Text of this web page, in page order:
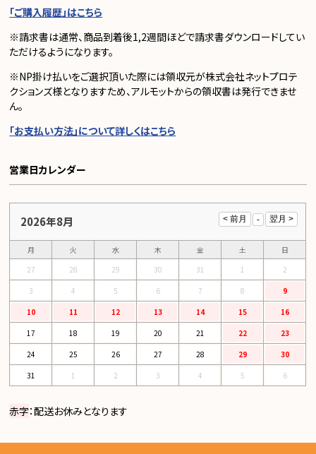
「ご購入履歴」はこちら
※請求書は通常、商品到着後1,2週間ほどで請求書ダウンロードしてい
ただけるようになります。
※NP掛け払いをご選択頂いた際には領収元が株式会社ネットプロテ
クションズ様となりますため、アルモットからの領収書は発行できませ
ん。
「お支払い方法」について詳しくはこちら
営業日カレンダー
2026年8月
月 火 水 木 金 土
日
27
28 29 30 31 1
2
3
4 5 6 7 8
9
10
11 12 13 14 15
16
17
18 19 20 21 22
23
24
25 26 27 28 29
30
31
1 2 3 4 5 6
赤字：配送お休みとなります